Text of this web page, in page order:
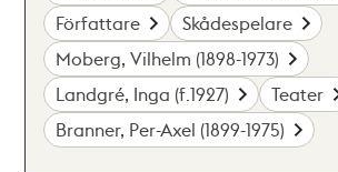
Författare
Skådespelare
Moberg, Vilhelm (1898-1973)
Landgré, Inga (f.1927)
Teater
Branner, Per-Axel (1899-1975)